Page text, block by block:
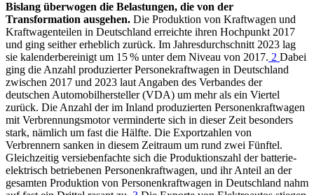
Bislang überwogen die Belastungen, die von der
Transformation ausgehen. Die Produktion von Kraftwagen und
Kraftwagenteilen in Deutschland erreichte ihren Hochpunkt 2017
und ging seither erheblich zurück. Im Jahresdurchschnitt 2023 lag
sie kalenderbereinigt um 15 % unter dem Niveau von 2017. 2 Dabei
ging die Anzahl produzierter Personekraftwagen in Deutschland
zwischen 2017 und 2023 laut Angaben des Verbandes der
deutschen Automobilhersteller(VDA) um mehr als ein Viertel
zurück. Die Anzahl der im Inland produzierten Personenkraftwagen
mit Verbrennungsmotor verminderte sich in dieser Zeit besonders
stark, nämlich um fast die Hälfte. Die Exportzahlen von
Verbrennern sanken in diesem Zeitraum um rund zwei Fünftel.
Gleichzeitig versiebenfachte sich die Produktionszahl der batterie-
elektrisch betriebenen Personenkraftwagen, und ihr Anteil an der
gesamten Produktion von Personenkraftwagen in Deutschland nahm